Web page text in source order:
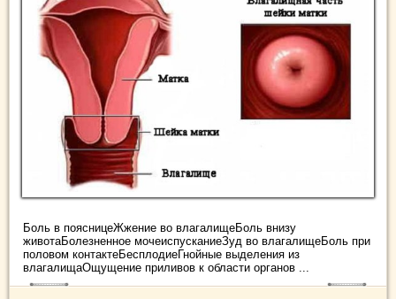
Боль в поясницеЖжение во влагалищеБоль внизу
животаБолезненное мочеиспусканиеЗуд во влагалищеБоль при
половом контактеБесплодиеГнойные выделения из
влагалищаОщущение приливов к области органов ...